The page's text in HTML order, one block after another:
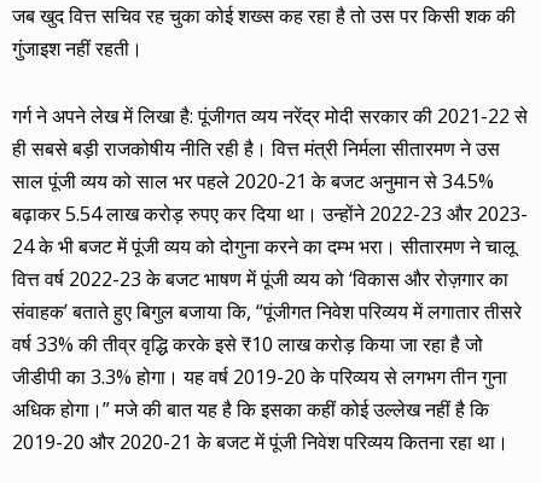
जब खुद वित्त सचिव रह चुका कोई शख्स कह रहा है तो उस पर किसी शक की
गुंजाइश नहीं रहती।
गर्ग ने अपने लेख में लिखा है: पूंजीगत व्यय नरेंद्र मोदी सरकार की 2021-22 से
ही सबसे बड़ी राजकोषीय नीति रही है। वित्त मंत्री निर्मला सीतारमण ने उस
साल पूंजी व्यय को साल भर पहले 2020-21 के बजट अनुमान से 34.5%
बढ़ाकर 5.54 लाख करोड़ रुपए कर दिया था। उन्होंने 2022-23 और 2023-
24 के भी बजट में पूंजी व्यय को दोगुना करने का दम्भ भरा। सीतारमण ने चालू
वित्त वर्ष 2022-23 के बजट भाषण में पूंजी व्यय को ‘विकास और रोज़गार का
संवाहक’ बताते हुए बिगुल बजाया कि, “पूंजीगत निवेश परिव्यय में लगातार तीसरे
वर्ष 33% की तीव्र वृद्धि करके इसे ₹10 लाख करोड़ किया जा रहा है जो
जीडीपी का 3.3% होगा। यह वर्ष 2019-20 के परिव्यय से लगभग तीन गुना
अधिक होगा।” मजे की बात यह है कि इसका कहीं कोई उल्लेख नहीं है कि
2019-20 और 2020-21 के बजट में पूंजी निवेश परिव्यय कितना रहा था।